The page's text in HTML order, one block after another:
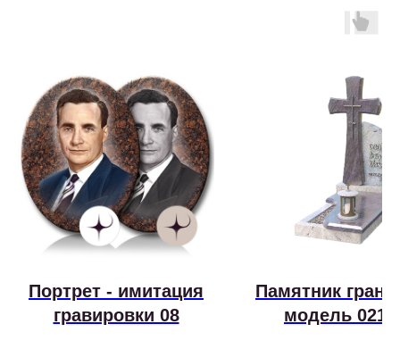
Портрет - имитация
гравировки 08
Памятник
модель 021-